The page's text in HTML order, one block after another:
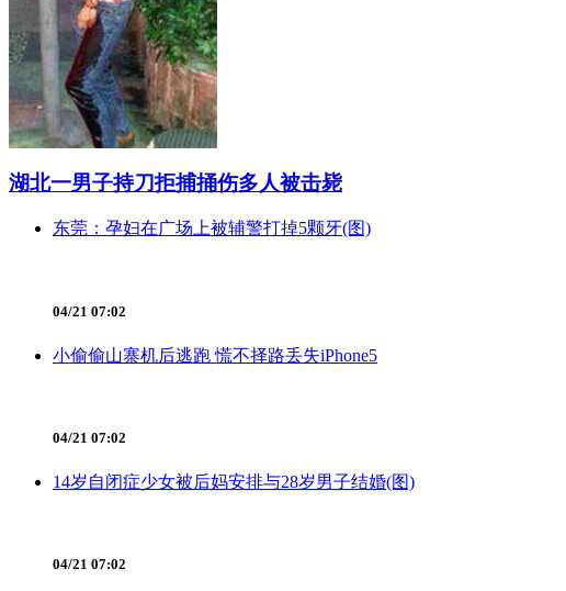
湖北一男子持刀拒捕捅伤多人被击毙
东莞：孕妇在广场上被辅警打掉5颗牙(图)
04/21 07:02
小偷偷山寨机后逃跑 慌不择路丢失iPhone5
04/21 07:02
14岁自闭症少女被后妈安排与28岁男子结婚(图)
04/21 07:02